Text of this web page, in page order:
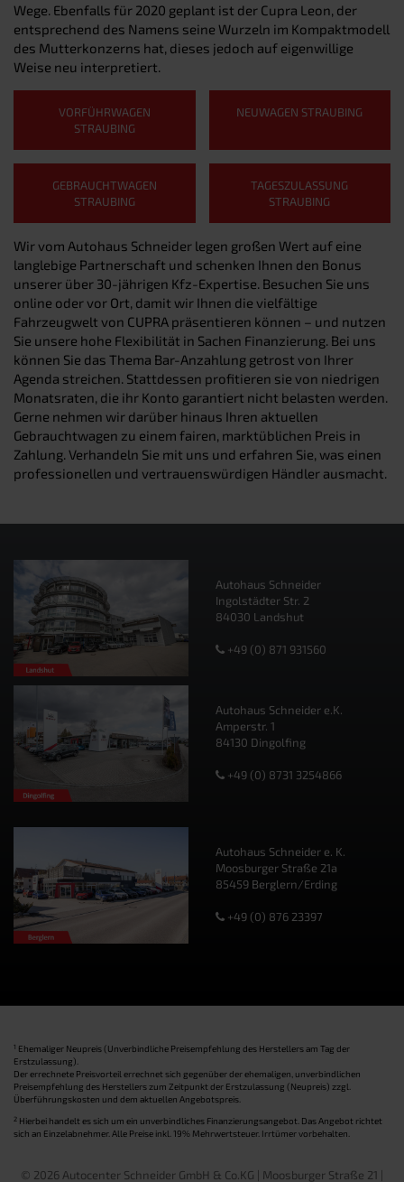
Wege. Ebenfalls für 2020 geplant ist der Cupra Leon, der
entsprechend des Namens seine Wurzeln im Kompaktmodell
des Mutterkonzerns hat, dieses jedoch auf eigenwillige
Weise neu interpretiert.
VORFÜHRWAGEN
STRAUBING
NEUWAGEN STRAUBING
GEBRAUCHTWAGEN
STRAUBING
TAGESZULASSUNG
STRAUBING
Wir vom Autohaus Schneider legen großen Wert auf eine
langlebige Partnerschaft und schenken Ihnen den Bonus
unserer über 30-jährigen Kfz-Expertise. Besuchen Sie uns
online oder vor Ort, damit wir Ihnen die vielfältige
Fahrzeugwelt von CUPRA präsentieren können – und nutzen
Sie unsere hohe Flexibilität in Sachen Finanzierung. Bei uns
können Sie das Thema Bar-Anzahlung getrost von Ihrer
Agenda streichen. Stattdessen profitieren sie von niedrigen
Monatsraten, die ihr Konto garantiert nicht belasten werden.
Gerne nehmen wir darüber hinaus Ihren aktuellen
Gebrauchtwagen zu einem fairen, marktüblichen Preis in
Zahlung. Verhandeln Sie mit uns und erfahren Sie, was einen
professionellen und vertrauenswürdigen Händler ausmacht.
Autohaus Schneider
Ingolstädter Str. 2
84030 Landshut
+49 (0) 871 931560
Autohaus Schneider e.K.
Amperstr. 1
84130 Dingolfing
+49 (0) 8731 3254866
Autohaus Schneider e. K.
Moosburger Straße 21a
85459 Berglern/Erding
+49 (0) 876 23397
1 Ehemaliger Neupreis (Unverbindliche Preisempfehlung des Herstellers am Tag der
Erstzulassung).
Der errechnete Preisvorteil errechnet sich gegenüber der ehemaligen, unverbindlichen
Preisempfehlung des Herstellers zum Zeitpunkt der Erstzulassung (Neupreis) zzgl.
Überführungskosten und dem aktuellen Angebotspreis.
2 Hierbei handelt es sich um ein unverbindliches Finanzierungsangebot. Das Angebot richtet
sich an Einzelabnehmer. Alle Preise inkl. 19% Mehrwertsteuer. Irrtümer vorbehalten.
© 2026 Autocenter Schneider GmbH & Co.KG | Moosburger Straße 21 |